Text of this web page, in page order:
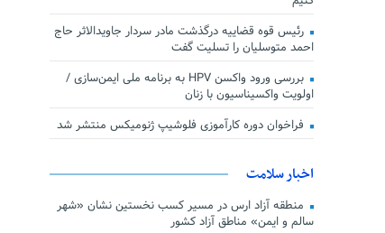
رئیس قوه قضاییه درگذشت مادر سردار جاویدالاثر حاج
احمد متوسلیان را تسلیت گفت
بررسی ورود واکسن HPV به برنامه ملی ایمن‌سازی /
اولویت واکسیناسیون با زنان
فراخوان دوره کارآموزی فلوشیپ ژنومیکس منتشر شد
اخبار سلامت
منطقه آزاد ارس در مسیر کسب نخستین نشان «شهر
سالم و ایمن» مناطق آزاد کشور